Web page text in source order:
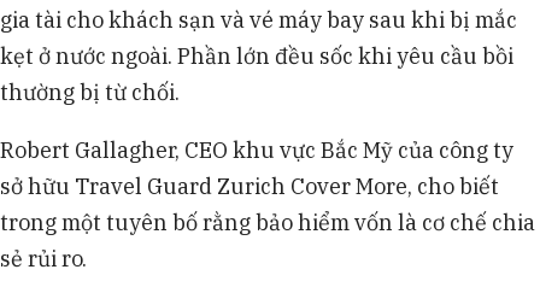
gia tài cho khách sạn và vé máy bay sau khi bị mắc
kẹt ở nước ngoài. Phần lớn đều sốc khi yêu cầu bồi
thường bị từ chối.
Robert Gallagher, CEO khu vực Bắc Mỹ của công ty
sở hữu Travel Guard Zurich Cover More, cho biết
trong một tuyên bố rằng bảo hiểm vốn là cơ chế chia
sẻ rủi ro.